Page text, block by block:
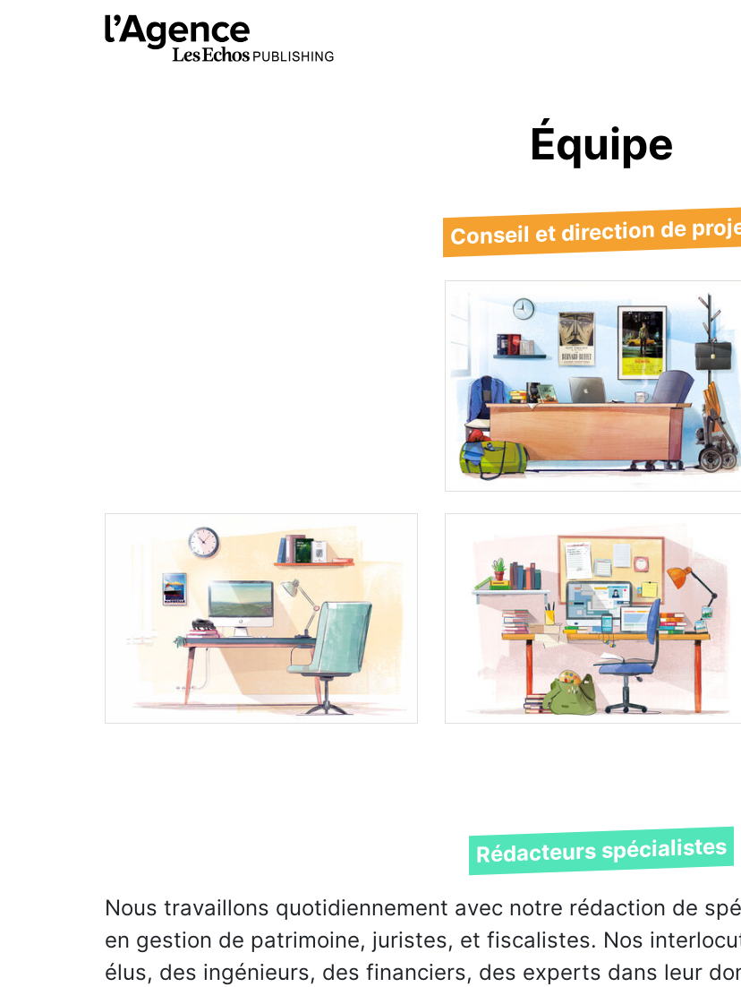
Équipe
Conseil et direction de
Laurent
Le Chef !
Frédéric
Directeur Conseil
Frédérique
Chef de projet éditorial
Rédacteurs spécialistes
Nous travaillons quotidiennement avec notre rédaction de
en gestion de patrimoine, juristes, et fiscalistes. Nos
élus, des ingénieurs, des financiers, des experts dans leur